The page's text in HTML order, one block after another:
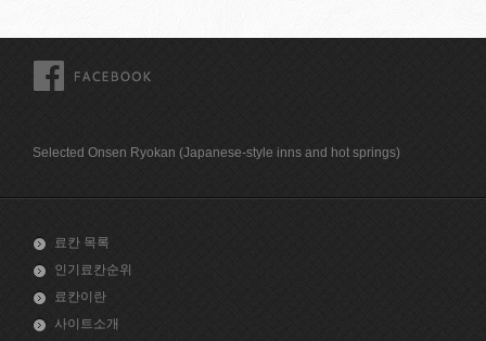
Selected Onsen Ryokan (Japanese-style inns and hot springs)
료칸 목록
인기료칸순위
료칸이란
사이트소개